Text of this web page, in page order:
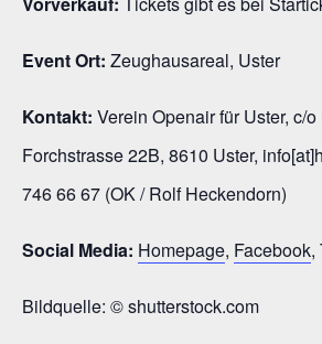
Event Ort: Zeughausareal, Uster
Kontakt: Verein Openair für Uster, c/
Forchstrasse 22B, 8610 Uster,
746 66 67 (OK / Rolf Heckendorn)
Social Media: Homepage, Facebook,
Bildquelle: © shutterstock.com